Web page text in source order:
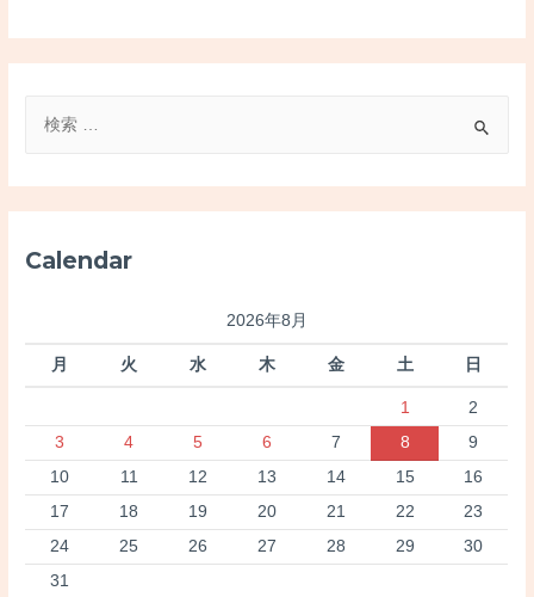
象
Calendar
2026年8月
月 火 水 木 金 土 日
1
2
3
4 5 6 7 8
9
10
11 12 13 14 15
16
17
18 19 20 21 22
23
24
25 26 27 28 29
30
31